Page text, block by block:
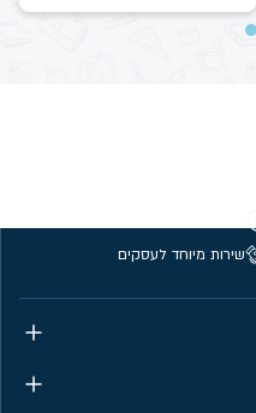
שירות מיוחד לעסקים